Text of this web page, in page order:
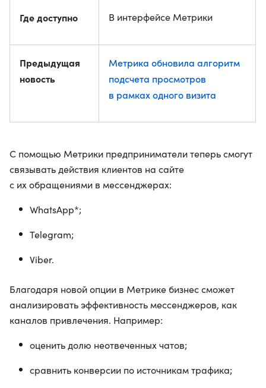
Где доступно В интерфейсе Метрики
Предыдущая
новость
Метрика обновила алгоритм
подсчета просмотров
в рамках одного визита
С помощью Метрики предприниматели теперь смогут
связывать действия клиентов на сайте
с их обращениями в мессенджерах:
WhatsApp*;
Telegram;
Viber.
Благодаря новой опции в Метрике бизнес сможет
анализировать эффективность мессенджеров, как
каналов привлечения. Например:
оценить долю неотвеченных чатов;
сравнить конверсии по источникам трафика;